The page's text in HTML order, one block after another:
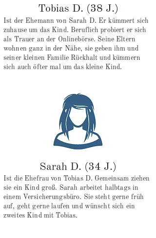
Tobias D. (38 J.)
Ist der Ehemann von Sarah D. Er kümmert sich
zuhause um das Kind. Beruflich probiert er sich
als Trauer an der Onlinebörse. Seine Eltern
wohnen ganz in der Nähe, sie geben ihm und
seiner kleinen Familie Rückhalt und kümmern
sich auch öfter mal um das kleine Kind.
Sarah D. (34 J.)
Ist die Ehefrau von Tobias D. Gemeinsam ziehen
sie ein Kind groß. Sarah arbeitet halbtags in
einem Versicherungsbüro. Sie steht gerne früh
auf, geht gerne laufen und wünscht sich ein
zweites Kind mit Tobias.